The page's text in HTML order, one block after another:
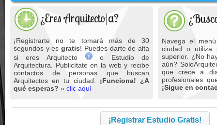
¿Eres Arquitecto|a?
¡Registrarte no te tomará más de 30
segundos y esgratis! Puedes darte de alta
si eres Arquitecto
o Estudio de
Arquitectura. Publicítate en la web y recibe
contactos de personas que buscan
Arquitectos en tu ciudad. ¡Funciona! ¿A
qué esperas? » clic aquí
Navega el
ciudad o utiliza
superior. ¿No
aún?
que crece a
profesionales
¡Sigue en
¡Registrar Estudio Gratis!